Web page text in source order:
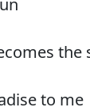
the
to me